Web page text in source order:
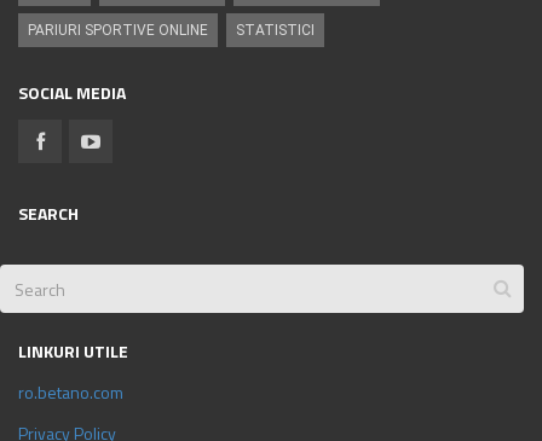
PARIURI SPORTIVE ONLINE STATISTICI
SOCIAL MEDIA
SEARCH
LINKURI UTILE
ro.betano.com
Privacy Policy